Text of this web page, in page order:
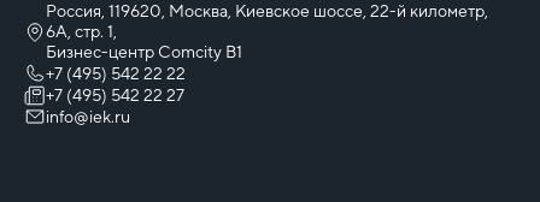
Россия, 119620, Москва, Киевское шоссе, 22-й километр,
6А, стр. 1,
Бизнес-центр Comcity B1
+7 (495) 542 22 22
+7 (495) 542 22 27
info@iek.ru